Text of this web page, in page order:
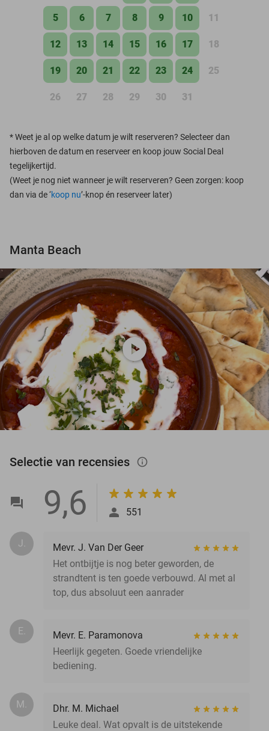
5 6 7 8 9 10 11
12 13 14 15 16 17 18
19 20 21 22 23 24 25
26 27 28 29 30 31
*Weet je al op welke datum je wilt reserveren? Selecteer dan
hierboven de datum en reserveer en koop jouw Social Deal
tegelijkertijd.
(Weet je nog niet wanneer je wilt reserveren? Geen zorgen: koop
dan via de ‘koop nu’-knop én reserveer later)
Manta Beach
play_circle
Selectie van recensies info_outlined
9,6 551
J.
Mevr. J. Van Der Geer
Het ontbijtje is nog beter geworden, de
strandtent is ten goede verbouwd. Al met al
top, dus absoluut een aanrader
E.
Mevr. E. Paramonova
Heerlijk gegeten. Goede vriendelijke
bediening.
M.
Dhr. M. Michael
Leuke deal. Wat opvalt is de uitstekende